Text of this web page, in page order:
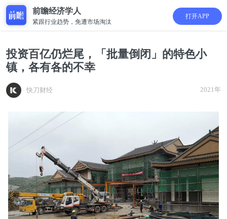
前瞻经济学人
紧跟行业趋势，免遭市场淘汰
打开APP
投资百亿仍烂尾，「批量倒闭」的特色小
镇，各有各的不幸
快刀财经 2021年